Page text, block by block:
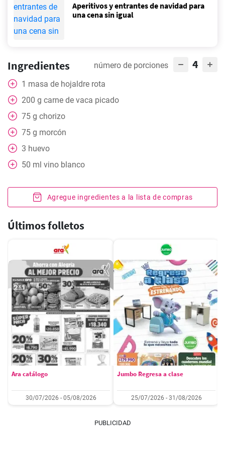
Aperitivos y entrantes de navidad para
una cena sin igual
Ingredientes número de porciones 4
1 masa de hojaldre rota
200 g carne de vaca picado
75 g chorizo
75 g morcón
3 huevo
50 ml vino blanco
Agregue ingredientes a la lista de compras
Últimos folletos
Ara catálogo
30/07/2026 - 05/08/2026
Jumbo Regresa a clase
25/07/2026 - 31/08/2026
PUBLICIDAD